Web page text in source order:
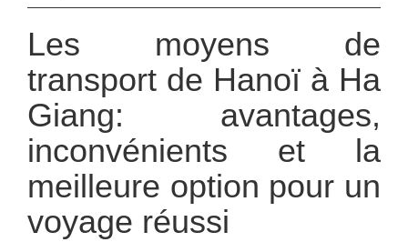
Les moyens de
transport de Hanoï à Ha
Giang: avantages,
inconvénients et la
meilleure option pour un
voyage réussi